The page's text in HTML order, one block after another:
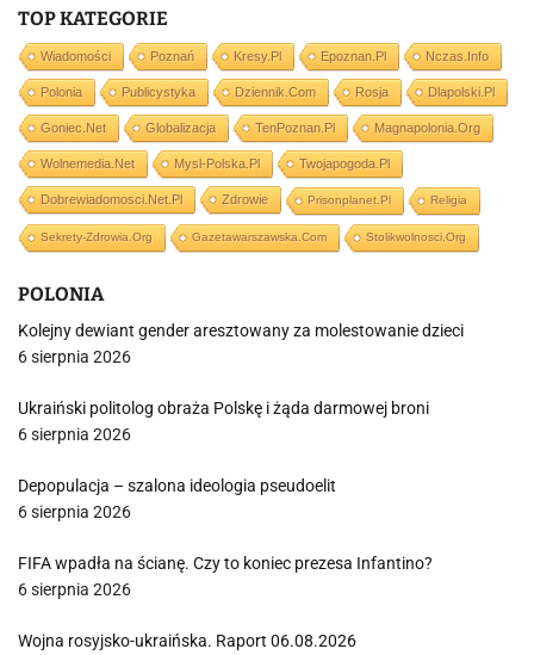
TOP KATEGORIE
Wiadomości Poznań Kresy.pl Epoznan.pl Nczas.info
Polonia Publicystyka Dziennik.com Rosja Dlapolski.pl
Goniec.net Globalizacja TenPoznan.pl Magnapolonia.org
Wolnemedia.net Mysl-Polska.pl Twojapogoda.pl
Dobrewiadomosci.net.pl Zdrowie Prisonplanet.pl Religia
Sekrety-Zdrowia.org Gazetawarszawska.com Stolikwolnosci.org
POLONIA
Kolejny dewiant gender aresztowany za molestowanie dzieci
6 sierpnia 2026
Ukraiński politolog obraża Polskę i żąda darmowej broni
6 sierpnia 2026
Depopulacja – szalona ideologia pseudoelit
6 sierpnia 2026
FIFA wpadła na ścianę. Czy to koniec prezesa Infantino?
6 sierpnia 2026
Wojna rosyjsko-ukraińska. Raport 06.08.2026